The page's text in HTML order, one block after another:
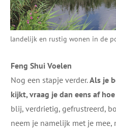
landelijk en rustig wonen in de
Feng Shui Voelen
Nog een stapje verder.Als je
kijkt, vraag je dan eens af
blij, verdrietig, gefrustreerd,
neem je namelijk met je mee,